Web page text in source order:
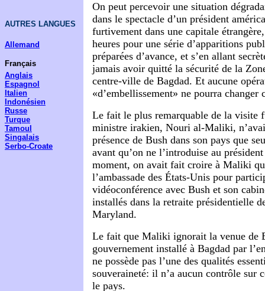
AUTRES LANGUES
Allemand
Français
Anglais
Espagnol
Italien
Indonésien
Russe
Turque
Tamoul
Singalais
Serbo-Croate
On peut percevoir une situation
dans le spectacle d’un président
furtivement dans une capitale
heures pour une série d’apparitions
préparées d’avance, et s’en allant
jamais avoir quitté la sécurité de la
centre-ville de Bagdad. Et aucune
«d’embellissement» ne pourra changer
Le fait le plus remarquable de la visite
ministre irakien, Nouri al-Maliki,
présence de Bush dans son pays que
avant qu’on ne l’introduise au
moment, on avait fait croire à Maliki
l’ambassade des États-Unis pour
vidéoconférence avec Bush et son
installés dans la retraite présidentielle
Maryland.
Le fait que Maliki ignorait la venue de
gouvernement installé à Bagdad par
ne possède pas l’une des qualités
souveraineté: il n’a aucun contrôle sur
le pays.